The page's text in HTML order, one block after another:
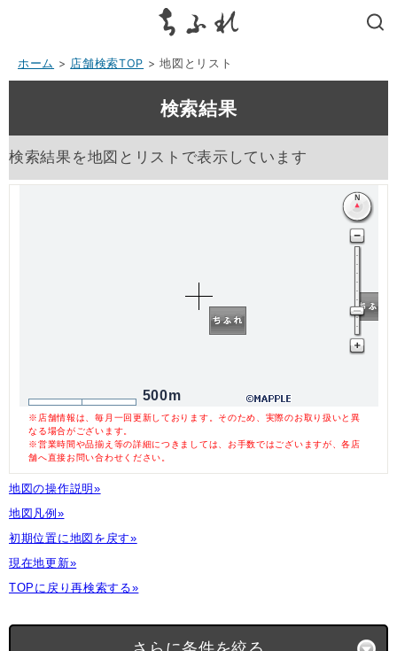
ホーム > 店舗検索TOP > 地図とリスト
検索結果
検索結果を地図とリストで表示しています
500m
※店舗情報は、毎月一回更新しております。そのため、実際のお取り扱いと異
なる場合がございます。
※営業時間や品揃え等の詳細につきましては、お手数ではございますが、各店
舗へ直接お問い合わせください。
地図の操作説明»
地図凡例»
初期位置に地図を戻す»
現在地更新»
TOPに戻り再検索する»